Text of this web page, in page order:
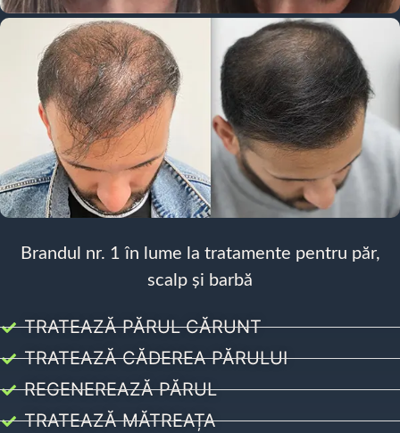
Brandul nr. 1 în lume la tratamente pentru păr,
scalp și barbă
TRATEAZĂ PĂRUL CĂRUNT
TRATEAZĂ CĂDEREA PĂRULUI
REGENEREAZĂ PĂRUL
TRATEAZĂ MĂTREAȚA